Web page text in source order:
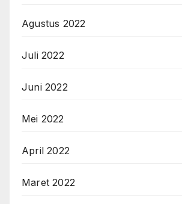
Agustus 2022
Juli 2022
Juni 2022
Mei 2022
April 2022
Maret 2022